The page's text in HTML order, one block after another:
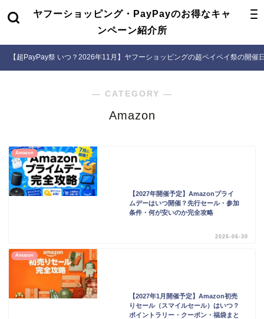
ヤフーショッピング・PayPayのお得なキャ
ンペーン紹介所
【超PayPay祭 いつ？2026年11月】ヤフーショッピングの超ペイペイ祭の開催
― CATEGORY ―
Amazon
Amazon
【2027年開催予定】Amazonプライ
ムデーはいつ開催？先行セール・参加
条件・何が安いのか完全攻略
2026-06-30
Amazon
【2027年1月開催予定】Amazon初売
りセール（スマイルセール）はいつ？
ポイントラリー・クーポン・福袋まと